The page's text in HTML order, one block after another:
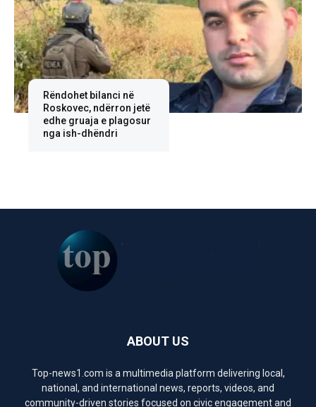
Rëndohet bilanci në
Roskovec, ndërron jetë
edhe gruaja e plagosur
nga ish-dhëndri
ABOUT US
Top-news1.com is a multimedia platform delivering local,
national, and international news, reports, videos, and
community-driven stories focused on civic engagement and